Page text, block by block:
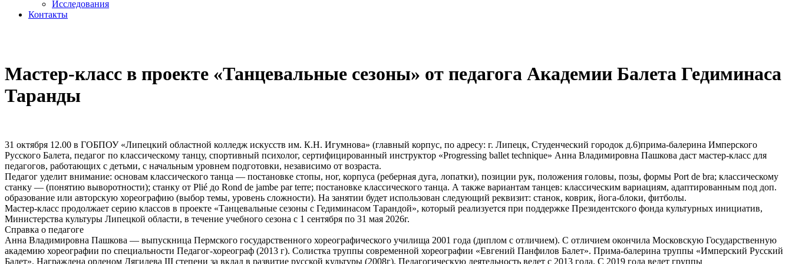
Исследования
Контакты
Мастер-класс в проекте «Танцевальные сезоны» от педагога Академии Балета Гедиминаса
Таранды
31 октября 12.00 в ГОБПОУ «Липецкий областной колледж искусств им. К.Н. Игумнова» (главный корпус, по адресу: г. Липецк, Студенческий городок д.6)прима-балерина Имперского
Русского Балета, педагог по классическому танцу, спортивный психолог, сертифицированный инструктор «Progressing ballet technique» Анна Владимировна Пашкова даст мастер-класс для
педагогов, работающих с детьми, с начальным уровнем подготовки, независимо от возраста.
Педагог уделит внимание: основам классического танца — постановке стопы, ног, корпуса (реберная дуга, лопатки), позиции рук, положения головы, позы, формы Port de bra; классическому
станку — (понятию выворотности); станку от Plié до Rond de jambe par terre; постановке классического танца. А также вариантам танцев: классическим вариациям, адаптированным под доп.
образование или авторскую хореографию (выбор темы, уровень сложности). На занятии будет использован следующий реквизит: станок, коврик, йога-блоки, фитболы.
Мастер-класс продолжает серию классов в проекте «Танцевальные сезоны с Гедиминасом Тарандой», который реализуется при поддержке Президентского фонда культурных инициатив,
Министерства культуры Липецкой области, в течение учебного сезона с 1 сентября по 31 мая 2026г.
Справка о педагоге
Анна Владимировна Пашкова — выпускница Пермского государственного хореографического училища 2001 года (диплом с отличием). С отличием окончила Московскую Государственную
академию хореографии по специальности Педагог-хореограф (2013 г). Солистка труппы современной хореографии «Евгений Панфилов Балет». Прима-балерина труппы «Имперский Русский
Балет». Награждена орденом Дягилева III степени за вклад в развитие русской культуры (2008г). Педагогическую деятельность ведет с 2013 года. С 2019 года ведет группы